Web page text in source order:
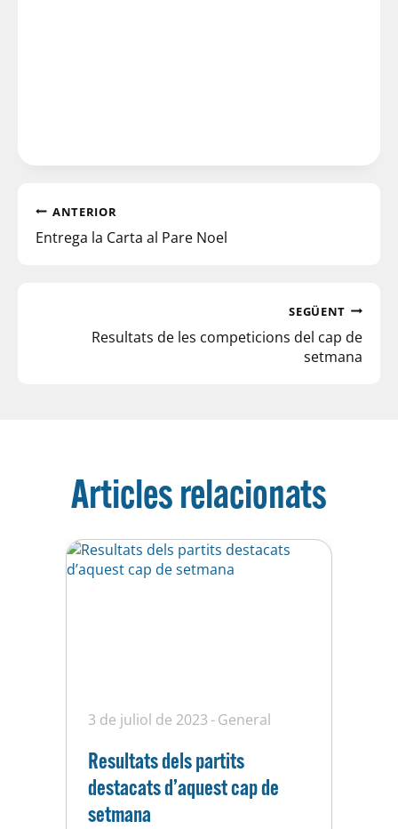
ANTERIOR
Entrega la Carta al Pare Noel
SEGÜENT
Resultats de les competicions del cap de
setmana
Articles relacionats
3 de juliol de 2023 General
Resultats dels partits
destacats d’aquest cap de
setmana